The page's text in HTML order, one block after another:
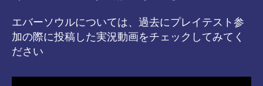
エバーソウルについては、過去にプレイテスト参
加の際に投稿した実況動画をチェックしてみてく
ださい